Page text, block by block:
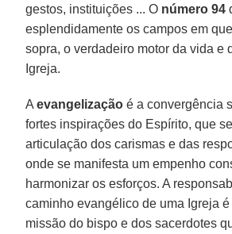
gestos, instituições ... O número 94
esplendidamente os campos em
sopra, o verdadeiro motor da vida e
Igreja.
Aevangelização é a convergência
fortes inspirações do Espírito, que
articulação dos carismas e das
onde se manifesta um empenho
harmonizar os esforços. A
caminho evangélico de uma Igreja é
missão do bispo e dos sacerdotes